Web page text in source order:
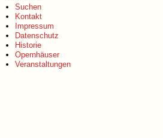
Suchen
Kontakt
Impressum
Datenschutz
Historie
Opernhäuser
Veranstaltungen